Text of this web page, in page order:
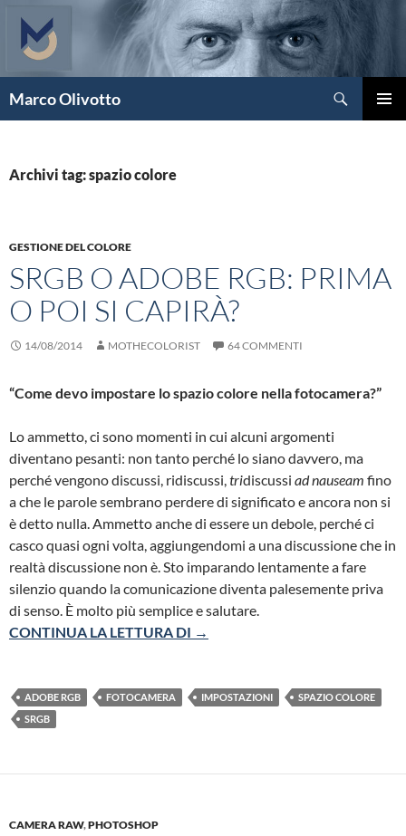
contenuto
Marco Olivotto
Archivi tag: spazio colore
GESTIONE DEL COLORE
SRGB O ADOBE RGB: PRIMA
O POI SI CAPIRÀ?
14/08/2014 MOTHECOLORIST 64 COMMENTI
“Come devo impostare lo spazio colore nella fotocamera?”
Lo ammetto, ci sono momenti in cui alcuni argomenti
diventano pesanti: non tanto perché lo siano davvero, ma
perché vengono discussi, ridiscussi,tridiscussi ad nauseam fino
a che le parole sembrano perdere di significato e ancora non si
è detto nulla. Ammetto anche di essere un debole, perché ci
casco quasi ogni volta, aggiungendomi a una discussione che in
realtà discussione non è. Sto imparando lentamente a fare
silenzio quando la comunicazione diventa palesemente priva
di senso. È molto più semplice e salutare.
CONTINUA LA LETTURA DI SRGB O ADOBE RGB: PRIMA O
→
ADOBE RGB FOTOCAMERA IMPOSTAZIONI
SPAZIO COLORE
SRGB
CAMERA RAW,PHOTOSHOP